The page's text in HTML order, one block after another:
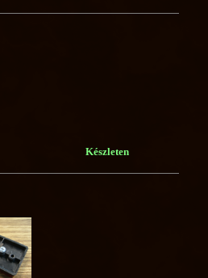
Készleten